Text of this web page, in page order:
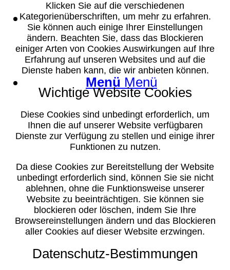
Suche
Menü Menü
Klicken Sie auf die verschiedenen
Kategorienüberschriften, um mehr zu erfahren.
Sie können auch einige Ihrer Einstellungen
ändern. Beachten Sie, dass das Blockieren
einiger Arten von Cookies Auswirkungen auf Ihre
Erfahrung auf unseren Websites und auf die
Dienste haben kann, die wir anbieten können.
Wichtige Website Cookies
Diese Cookies sind unbedingt erforderlich, um
Ihnen die auf unserer Website verfügbaren
Dienste zur Verfügung zu stellen und einige ihrer
Funktionen zu nutzen.
Da diese Cookies zur Bereitstellung der Website
unbedingt erforderlich sind, können Sie sie nicht
ablehnen, ohne die Funktionsweise unserer
Website zu beeinträchtigen. Sie können sie
blockieren oder löschen, indem Sie Ihre
Browsereinstellungen ändern und das Blockieren
aller Cookies auf dieser Website erzwingen.
Datenschutz-Bestimmungen